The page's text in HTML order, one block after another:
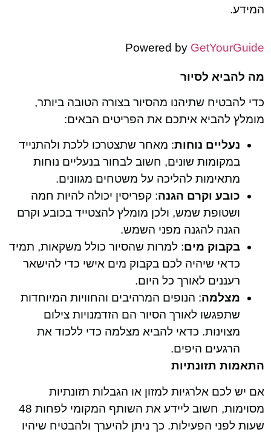
המידע.
Powered by GetYourGuide
מה להביא לסיור
כדי להבטיח שתיהנו מהסיור בצורה הטובה ביותר,
מומלץ להביא איתכם את הפריטים הבאים:
נעליים נוחות: מאחר שתצטרכו ללכת ולהתנייד
במקומות שונים, חשוב לבחור בנעליים נוחות
מתאימות להליכה על משטחים מגוונים.
כובע וקרם הגנה: קפריסין יכולה להיות חמה
ושטופת שמש, ולכן מומלץ להצטייד בכובע וקרם
הגנה להגנה מפני השמש.
בקבוק מים: למרות שהסיור כולל משקאות, תמיד
כדאי שיהיה לכם בקבוק מים אישי כדי להישאר
רעננים לאורך כל היום.
מצלמה: הנופים המרהיבים והחוויות המיוחדות
שתפגשו לאורך הסיור הם הזדמנויות צילום
מצוינות. כדאי להביא מצלמה כדי ללכוד את
הרגעים היפים.
התאמות תזונתיות
אם יש לכם אלרגיות למזון או הגבלות תזונתיות
מסוימות, חשוב ליידע את השותף המקומי לפחות 48
שעות לפני הפעילות. כך ניתן להיערך ולהבטיח שיהיו